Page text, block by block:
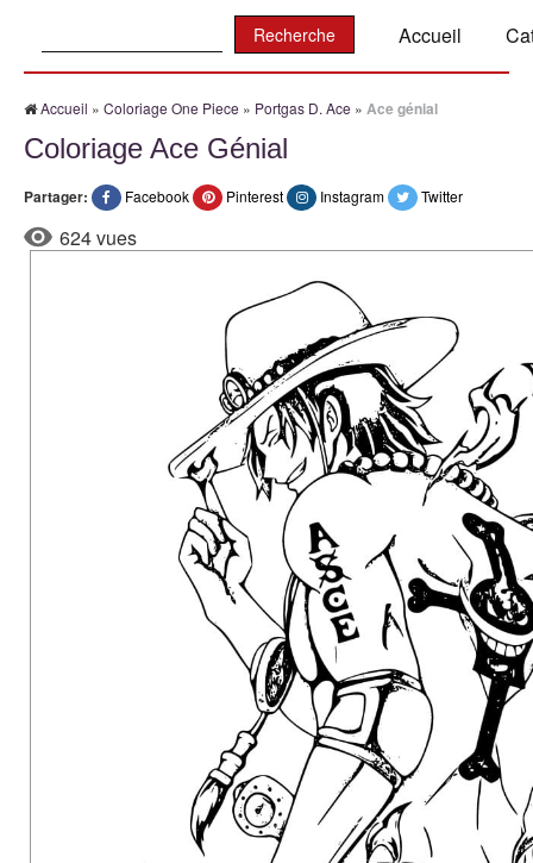
Accueil
Accueil » Coloriage One Piece » Portgas D. Ace » Ace génial
Coloriage Ace Génial
Partager: Facebook Pinterest Instagram Twitter
624 vues